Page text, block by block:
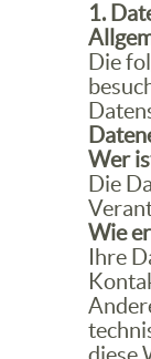
1.
Die
Wer
Die
Wie
Ihre